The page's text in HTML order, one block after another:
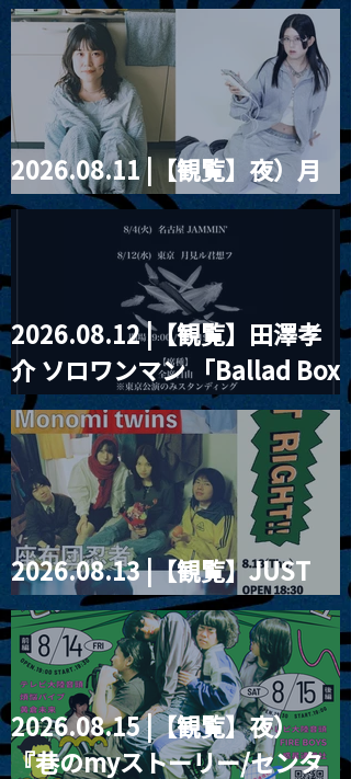
violence POPとテニスコー
ツ」
2026.08.11 |【観覧】夜）月
見ル君想フpre. Sugar Shock
2026.08.12 |【観覧】田澤孝
介 ソロワンマン 「Ballad Box
2026」
2026.08.13 |【観覧】JUST
RIGHT!! vol.26
2026.08.15 |【観覧】夜）
『巷のmyストーリー/センタ